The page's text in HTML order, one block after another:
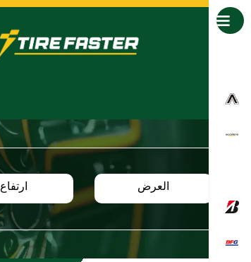
العرض ارتفاع